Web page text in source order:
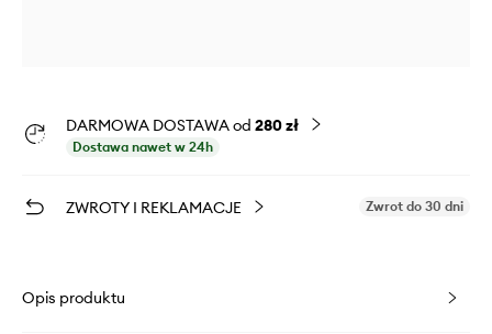
DARMOWA DOSTAWA od 280 zł
Dostawa nawet w 24h
ZWROTY I REKLAMACJE Zwrot do 30 dni
Opis produktu